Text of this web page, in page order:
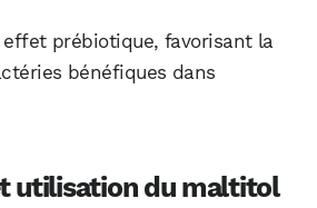
effet prébiotique, favorisant la
bénéfiques dans
utilisation du maltitol